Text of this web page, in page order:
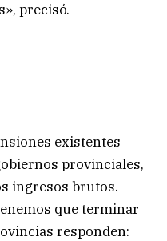
precisó.
existentes
provinciales,
ingresos brutos.
que terminar
responden: